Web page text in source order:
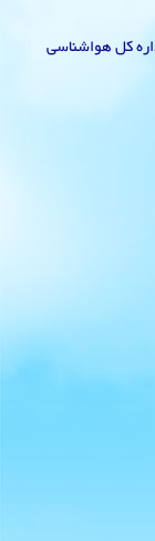
اداره کل هواشناسی